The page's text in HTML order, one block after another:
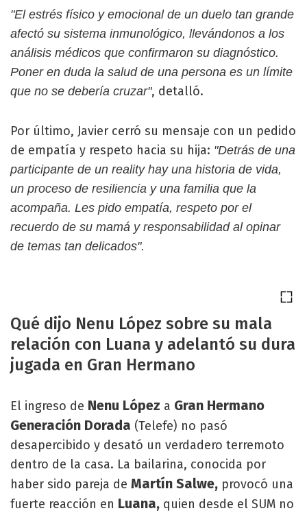
"El estrés físico y emocional de un duelo tan grande
afectó su sistema inmunológico, llevándonos a los
análisis médicos que confirmaron su diagnóstico.
Poner en duda la salud de una persona es un límite
que no se debería cruzar", detalló.
Por último, Javier cerró su mensaje con un pedido
de empatía y respeto hacia su hija: "Detrás de una
participante de un reality hay una historia de vida,
un proceso de resiliencia y una familia que la
acompaña. Les pido empatía, respeto por el
recuerdo de su mamá y responsabilidad al opinar
de temas tan delicados".
Qué dijo Nenu López sobre su mala
relación con Luana y adelantó su dura
jugada en Gran Hermano
El ingreso de Nenu López a Gran Hermano
Generación Dorada (Telefe) no pasó
desapercibido y desató un verdadero terremoto
dentro de la casa. La bailarina, conocida por
haber sido pareja de Martín Salwe, provocó una
fuerte reacción en Luana, quien desde el SUM no